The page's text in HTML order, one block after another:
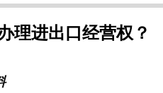
理进出口经营权？